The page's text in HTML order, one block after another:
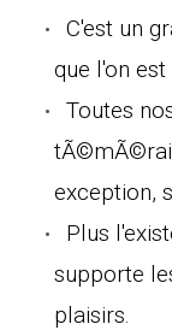
C'est un
que l'on
Toutes
exception,
Plus
supporte
plaisirs.